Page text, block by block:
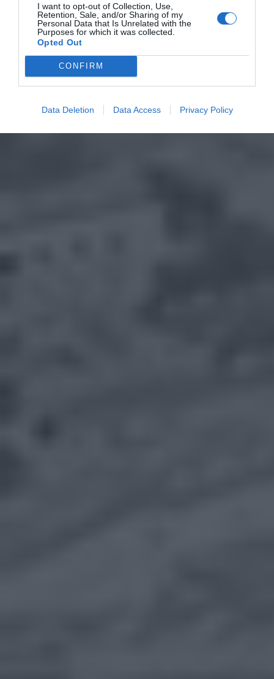
I want to opt-out of Collection, Use,
Retention, Sale, and/or Sharing of my
Personal Data that Is Unrelated with the
Purposes for which it was collected.
Opted Out
CONFIRM
Data Deletion Data Access Privacy Policy